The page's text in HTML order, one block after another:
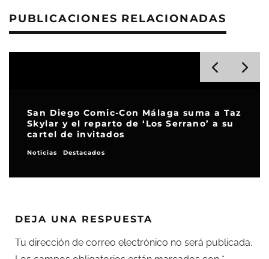
PUBLICACIONES RELACIONADAS
San Diego Comic-Con Málaga suma a Taz
Skylar y el reparto de ‘Los Serrano’ a su
cartel de invitados
Noticias Destacados
DEJA UNA RESPUESTA
Tu dirección de correo electrónico no será publicada.